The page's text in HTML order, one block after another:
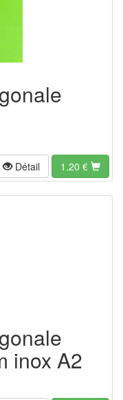
Détail 1.20 €
inox A2